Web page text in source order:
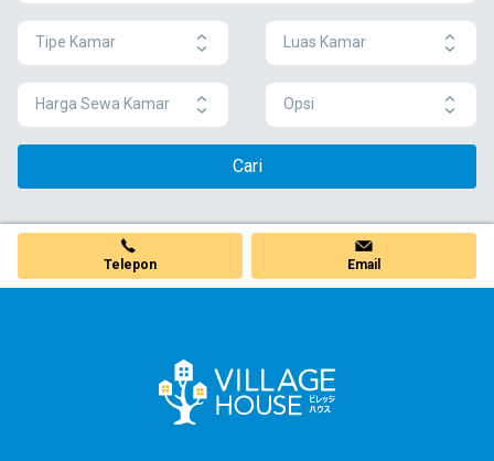
Tipe Kamar Luas Kamar
Harga Sewa Kamar Opsi
Cari
Telepon Email